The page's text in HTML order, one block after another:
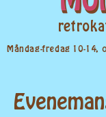
​Måndag-fredag 10-14,